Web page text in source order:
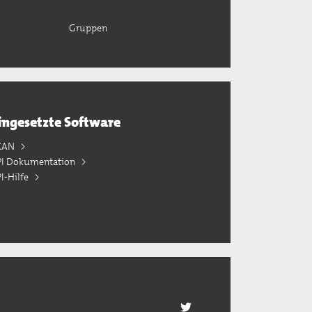
Gruppen
Software
Dokumentation
Hilfe